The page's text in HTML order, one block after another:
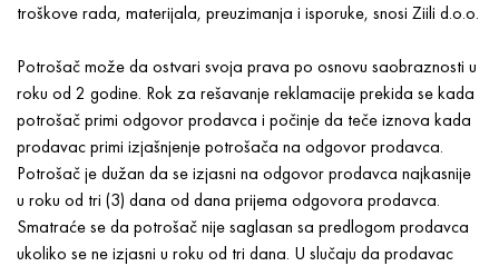
troškove rada, materijala, preuzimanja i isporuke, snosi Ziili d.o.o.
Potrošač može da ostvari svoja prava po osnovu saobraznosti u
roku od 2 godine. Rok za rešavanje reklamacije prekida se kada
potrošač primi odgovor prodavca i počinje da teče iznova kada
prodavac primi izjašnjenje potrošača na odgovor prodavca.
Potrošač je dužan da se izjasni na odgovor prodavca najkasnije
u roku od tri (3) dana od dana prijema odgovora prodavca.
Smatraće se da potrošač nije saglasan sa predlogom prodavca
ukoliko se ne izjasni u roku od tri dana. U slučaju da prodavac